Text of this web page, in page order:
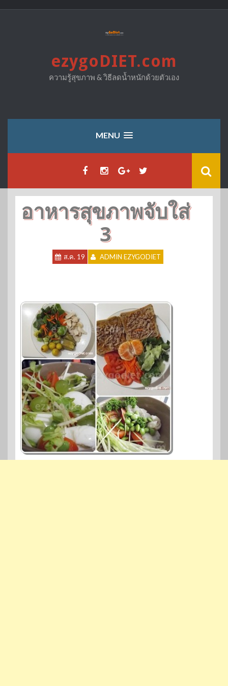
ezygoDIET.com
ความรู้สุขภาพ & วิธีลดน้ำหนักด้วยตัวเอง
MENU
อาหารสุขภาพจับใส่
3
ส.ค. 19 ADMIN EZYGODIET